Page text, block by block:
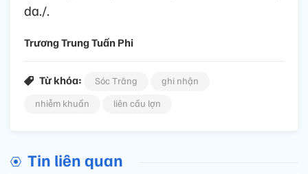
da./.
Trương Trung Tuấn Phi
Từ khóa: Sóc Trăng
ghi nhận
nhiễm khuẩn
liên cầu lợn
Tin liên quan